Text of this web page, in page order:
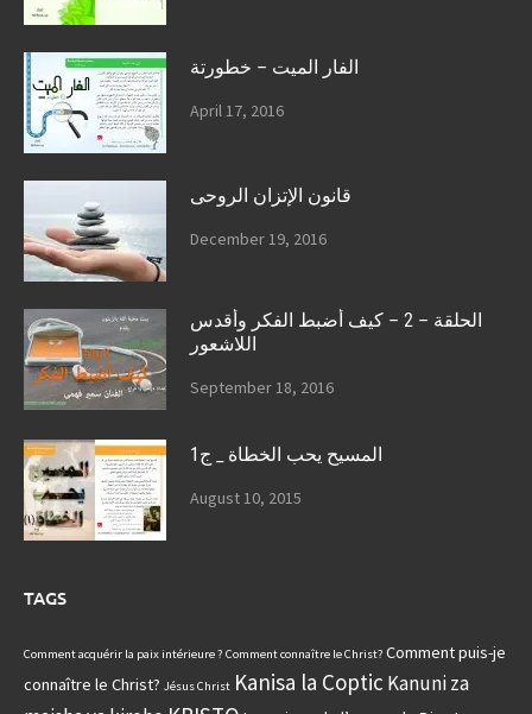
الفار الميت – خطورتة
April 17, 2016
قانون الإتزان الروحى
December 19, 2016
الحلقة – 2 – كيف أضبط الفكر وأقدس
اللاشعور
September 18, 2016
المسيح يحب الخطاة _ ج1
August 10, 2015
TAGS
Comment acquérir la paix intérieure ? Comment connaître le Christ? Comment puis-je
connaître le Christ? Jésus Christ Kanisa la Coptic Kanuni za